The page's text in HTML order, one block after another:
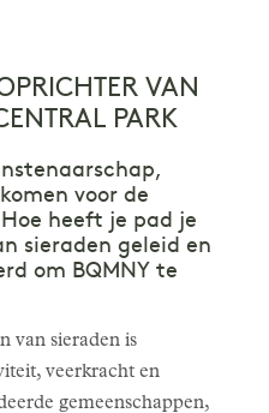
VAN
PARK
voor de
heeft je pad je
sieraden geleid en
om BQMNY te
van sieraden is
veerkracht en
gemeenschappen,